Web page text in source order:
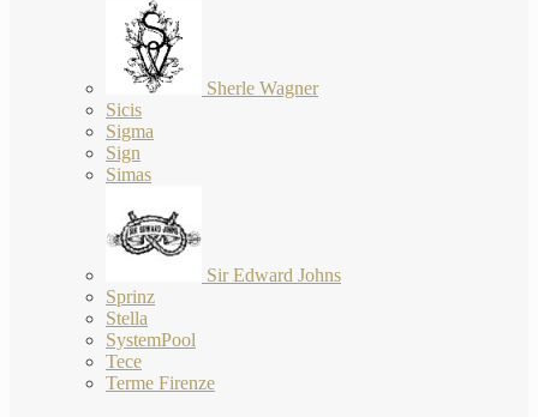
Sherle Wagner
Sicis
Sigma
Sign
Simas
Sir Edward Johns
Sprinz
Stella
SystemPool
Tece
Terme Firenze